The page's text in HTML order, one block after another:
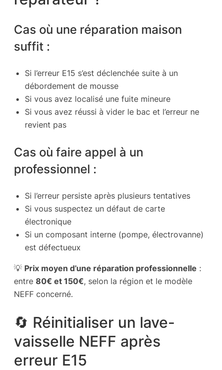
Cas où une réparation maison
suffit :
Si l’erreur E15 s’est déclenchée suite à un
débordement de mousse
Si vous avez localisé une fuite mineure
Si vous avez réussi à vider le bac et l’erreur ne
revient pas
Cas où faire appel à un
professionnel :
Si l’erreur persiste après plusieurs tentatives
Si vous suspectez un défaut de carte
électronique
Si un composant interne (pompe, électrovanne)
est défectueux
💡 Prix moyen d’une réparation professionnelle :
entre 80€ et 150€, selon la région et le modèle
NEFF concerné.
🔄 Réinitialiser un lave-
vaisselle NEFF après
erreur E15